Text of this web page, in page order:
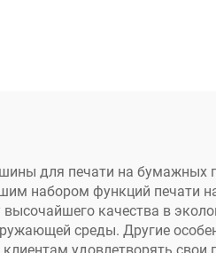
для печати на бумажных
набором функций печати
качества в
среды. Другие